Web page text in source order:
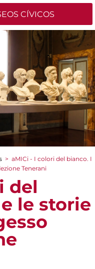
CÍVICOS
> aMICi - I colori del bianco. I
Tenerani
del
le storie